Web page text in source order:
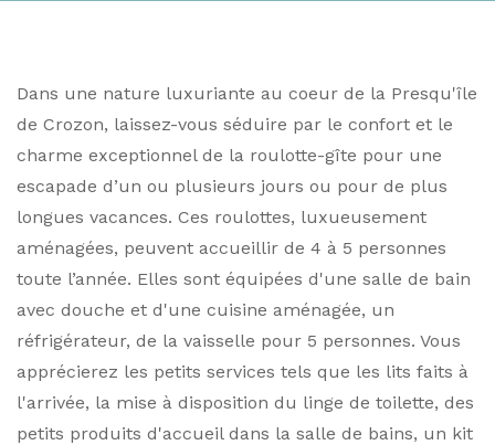
Dans une nature luxuriante au coeur de la Presqu'île
de Crozon, laissez-vous séduire par le confort et le
charme exceptionnel de la roulotte-gîte pour une
escapade d’un ou plusieurs jours ou pour de plus
longues vacances. Ces roulottes, luxueusement
aménagées, peuvent accueillir de 4 à 5 personnes
toute l’année. Elles sont équipées d'une salle de bain
avec douche et d'une cuisine aménagée, un
réfrigérateur, de la vaisselle pour 5 personnes. Vous
apprécierez les petits services tels que les lits faits à
l'arrivée, la mise à disposition du linge de toilette, des
petits produits d'accueil dans la salle de bains, un kit